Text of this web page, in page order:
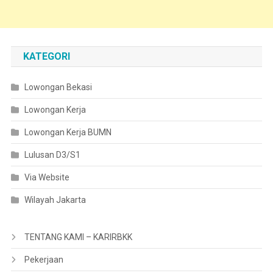
KATEGORI
Lowongan Bekasi
Lowongan Kerja
Lowongan Kerja BUMN
Lulusan D3/S1
Via Website
Wilayah Jakarta
TENTANG KAMI – KARIRBKK
Pekerjaan